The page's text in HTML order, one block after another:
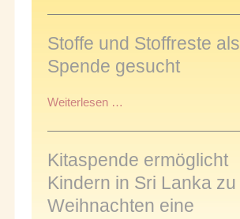
Warendorf
am
7.
September
Stoffe und Stoffreste als
Spende gesucht
Weiterlesen …
Stoffreste
als
Spende
gesucht
Kitaspende ermöglicht
Kindern in Sri Lanka zu
Weihnachten eine